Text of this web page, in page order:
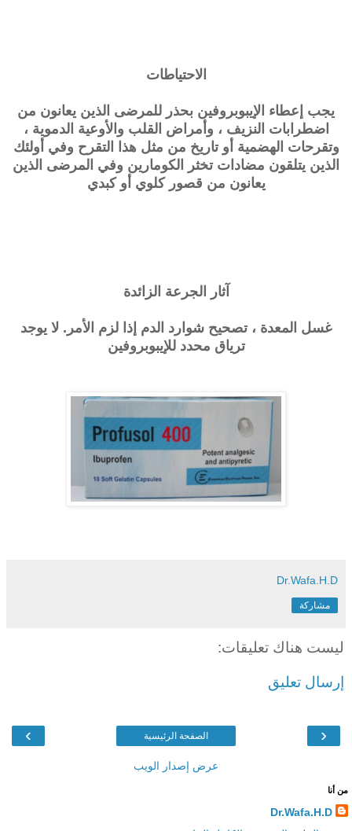
الاحتياطات
يجب إعطاء الإيبوبروفين بحذر للمرضى الذين يعانون من
اضطرابات النزيف ، وأمراض القلب والأوعية الدموية ،
وتقرحات الهضمية أو تاريخ من مثل هذا التقرح وفي أولئك
الذين يتلقون مضادات تخثر الكومارين وفي المرضى الذين
يعانون من قصور كلوي أو كبدي
آثار الجرعة الزائدة
غسل المعدة ، تصحيح شوارد الدم إذا لزم الأمر. لا يوجد
ترياق محدد للإيبوبروفين
Dr.Wafa.H.D
مشاركة
ليست هناك تعليقات:
إرسال تعليق
‹
› الصفحة الرئيسية
عرض إصدار الويب
من أنا
Dr.Wafa.H.D